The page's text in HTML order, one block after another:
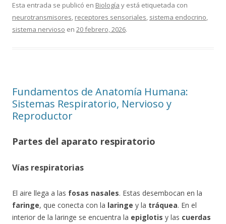
Esta entrada se publicó en Biología y está etiquetada con
neurotransmisores, receptores sensoriales, sistema endocrino,
sistema nervioso en 20 febrero, 2026.
Fundamentos de Anatomía Humana:
Sistemas Respiratorio, Nervioso y
Reproductor
Partes del aparato respiratorio
Vías respiratorias
El aire llega a las fosas nasales. Estas desembocan en la
faringe, que conecta con la laringe y la tráquea. En el
interior de la laringe se encuentra la epiglotis y las cuerdas